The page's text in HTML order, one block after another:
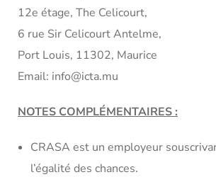
12e étage, The Celicourt,
6 rue Sir Celicourt Antelme,
Port Louis, 11302, Maurice
Email: info@icta.mu
NOTES COMPLÉMENTAIRES :
CRASA est un employeur
l’égalité des chances.